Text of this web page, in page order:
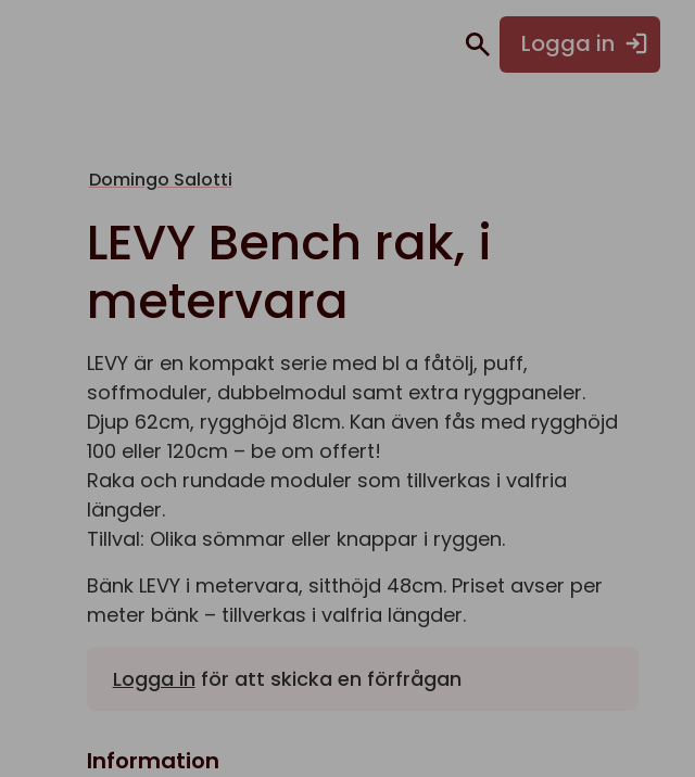
Logga in
Domingo Salotti
LEVY Bench rak, i
metervara
LEVY är en kompakt serie med bl a fåtölj, puff,
soffmoduler, dubbelmodul samt extra ryggpaneler.
Djup 62cm, rygghöjd 81cm. Kan även fås med rygghöjd
100 eller 120cm – be om offert!
Raka och rundade moduler som tillverkas i valfria
längder.
Tillval: Olika sömmar eller knappar i ryggen.
Bänk LEVY i metervara, sitthöjd 48cm. Priset avser per
meter bänk – tillverkas i valfria längder.
Logga in för att skicka en förfrågan
Information